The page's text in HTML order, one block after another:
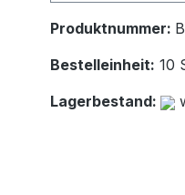
Produktnummer:
Bestelleinheit: 10
Lagerbestand: